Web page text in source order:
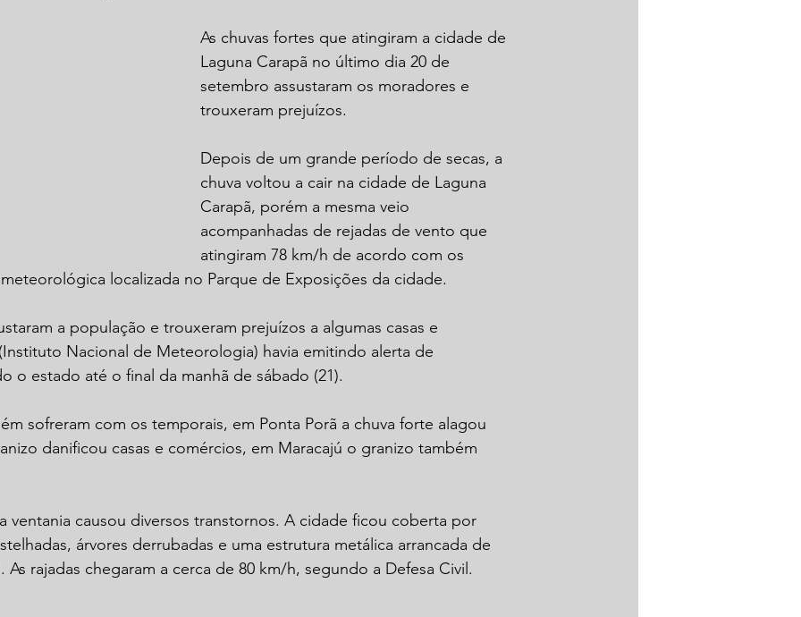
As chuvas fortes que atingiram a cidade de
Laguna Carapã no último dia 20 de
setembro assustaram os moradores e
trouxeram prejuízos.
Depois de um grande período de secas, a
chuva voltou a cair na cidade de Laguna
Carapã, porém a mesma veio
acompanhadas de rejadas de vento que
atingiram 78 km/h de acordo com os
localizada no Parque de Exposições da cidade.
a população e trouxeram prejuízos a algumas casas e
Nacional de Meteorologia) havia emitindo alerta de
o estado até o final da manhã de sábado (21).
sofreram com os temporais, em Ponta Porã a chuva forte alagou
danificou casas e comércios, em Maracajú o granizo também
ventania causou diversos transtornos. A cidade ficou coberta por
árvores derrubadas e uma estrutura metálica arrancada de
As rajadas chegaram a cerca de 80 km/h, segundo a Defesa Civil.